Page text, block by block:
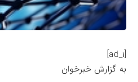
[ad_1]
به گزارش خبرخوان